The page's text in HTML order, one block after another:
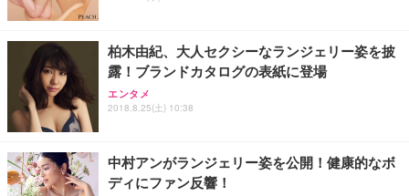
務用 おしゃれ パソコンチェア (ホワイト)
ANDWINT オフィスチェア デスクチェア 肘なし メ
ッシュ 通気性 ランバーサポート付き 腰サポート ガ
ス圧無段階昇降 360度回転 キャスター付き コンパク
【MiniLED/24.5inch/280Hz/FHD】GRAPHT THE S
HOOTER Gaming Monitor 24” Essential ゲーミン
グモニター QD 24.5インチ 1ms FHD 量子ドット 残
アイリスオーヤマ ペットシーツ 超厚型 お徳用 レギ
ュラー 200枚入【Amazon.co.jp限定】
柏木由紀、大人セクシーなランジェリー姿を披
露！ブランドカタログの表紙に登場
エンタメ
2018.8.25(土) 10:38
中村アンがランジェリー姿を公開！健康的なボ
ディにファン反響！